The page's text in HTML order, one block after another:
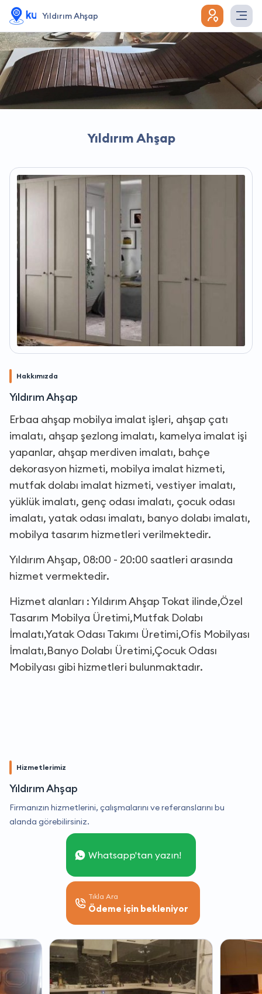
Yıldırım Ahşap
Yıldırım Ahşap
Hakkımızda
Yıldırım Ahşap
Erbaa ahşap mobilya imalat işleri, ahşap çatı
imalatı, ahşap şezlong imalatı, kamelya imalat işi
yapanlar, ahşap merdiven imalatı, bahçe
dekorasyon hizmeti, mobilya imalat hizmeti,
mutfak dolabı imalat hizmeti, vestiyer imalatı,
yüklük imalatı, genç odası imalatı, çocuk odası
imalatı, yatak odası imalatı, banyo dolabı imalatı,
mobilya tasarım hizmetleri verilmektedir.
Yıldırım Ahşap, 08:00 - 20:00 saatleri arasında
hizmet vermektedir.
Hizmet alanları : Yıldırım Ahşap Tokat ilinde,Özel
Tasarım Mobilya Üretimi,Mutfak Dolabı
İmalatı,Yatak Odası Takımı Üretimi,Ofis Mobilyası
İmalatı,Banyo Dolabı Üretimi,Çocuk Odası
Mobilyası gibi hizmetleri bulunmaktadır.
Hizmetlerimiz
Yıldırım Ahşap
Firmanızın hizmetlerini, çalışmalarını ve referanslarını bu
alanda görebilirsiniz.
Whatsapp'tan yazın!
Tıkla Ara
Ödeme için bekleniyor